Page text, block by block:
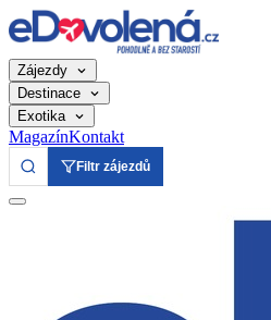
Zájezdy
Destinace
Exotika
MagazínKontakt
Filtr zájezdů